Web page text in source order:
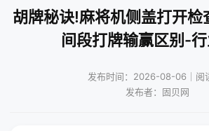
胡牌秘诀!麻将机侧盖打开检
间段打牌输赢区别-
发布时间：2026-08-06｜阅
发布者：固贝网